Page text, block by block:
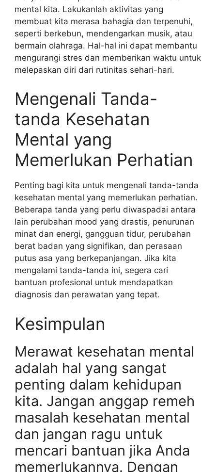
mental kita. Lakukanlah aktivitas yang
membuat kita merasa bahagia dan terpenuhi,
seperti berkebun, mendengarkan musik, atau
bermain olahraga. Hal-hal ini dapat membantu
mengurangi stres dan memberikan waktu untuk
melepaskan diri dari rutinitas sehari-hari.
Mengenali Tanda-
tanda Kesehatan
Mental yang
Memerlukan Perhatian
Penting bagi kita untuk mengenali tanda-tanda
kesehatan mental yang memerlukan perhatian.
Beberapa tanda yang perlu diwaspadai antara
lain perubahan mood yang drastis, penurunan
minat dan energi, gangguan tidur, perubahan
berat badan yang signifikan, dan perasaan
putus asa yang berkepanjangan. Jika kita
mengalami tanda-tanda ini, segera cari
bantuan profesional untuk mendapatkan
diagnosis dan perawatan yang tepat.
Kesimpulan
Merawat kesehatan mental
adalah hal yang sangat
penting dalam kehidupan
kita. Jangan anggap remeh
masalah kesehatan mental
dan jangan ragu untuk
mencari bantuan jika Anda
memerlukannya. Dengan